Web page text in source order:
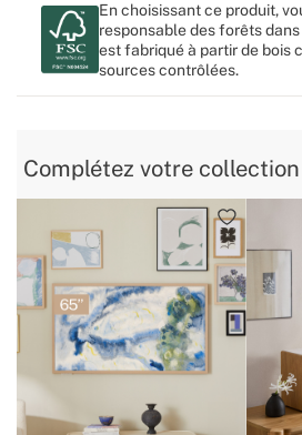
En choisissant ce produit,
responsable des forêts
est fabriqué à partir de bois
sources contrôlées.
Complétez votre collection